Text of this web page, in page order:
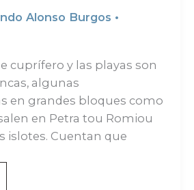
Alonso Burgos •
cuprífero y las playas son
algunas
en grandes bloques como
en Petra tou Romiou
islotes. Cuentan que